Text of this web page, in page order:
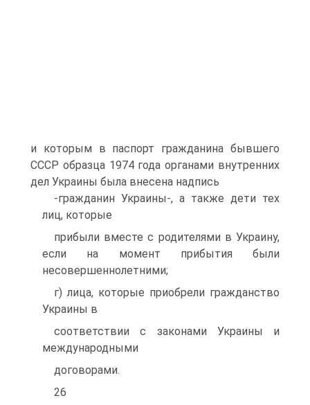
и которым в паспорт гражданина бывшего
СССР образца 1974 года органами внутренних
дел Украины была внесена надпись
-гражданин Украины-, а также дети тех
лиц, которые
прибыли вместе с родителями в Украину,
если на момент прибытия были
несовершеннолетними;
г) лица, которые приобрели гражданство
Украины в
соответствии с законами Украины и
международными
договорами.
26